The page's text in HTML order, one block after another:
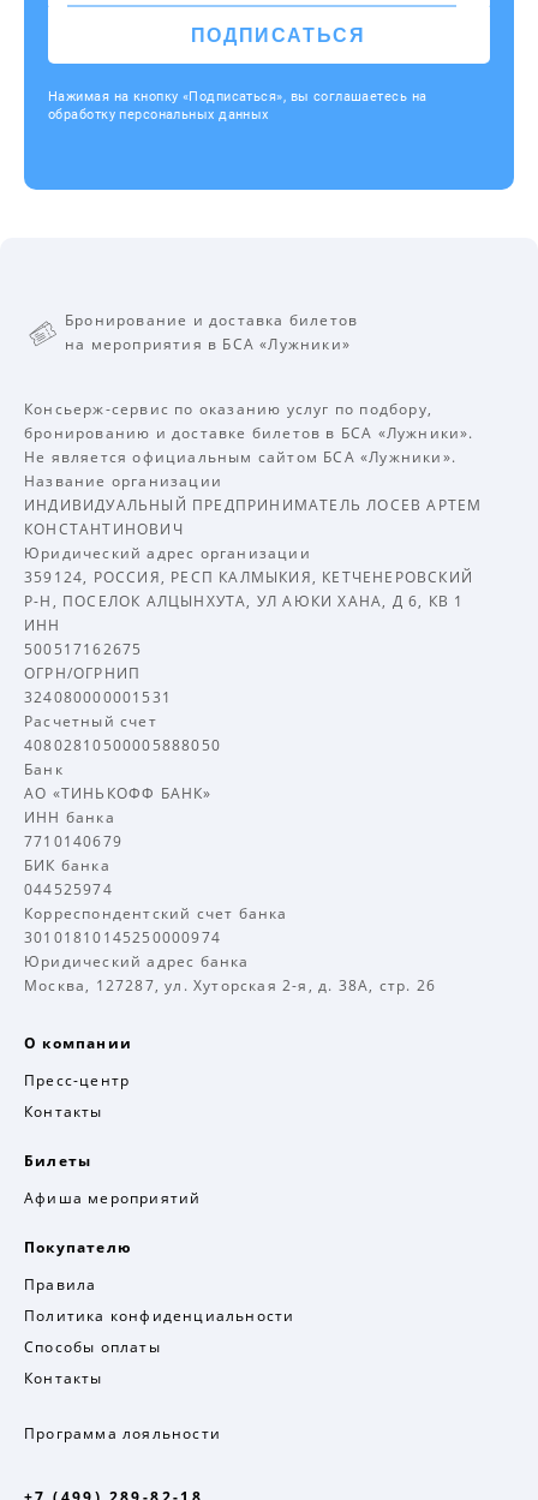
ПОДПИСАТЬСЯ
Нажимая на кнопку «Подписаться», вы соглашаетесь на
обработку персональных данных
Бронирование и доставка билетов
на мероприятия в БСА «Лужники»
Консьерж-сервис по оказанию услуг по подбору,
бронированию и доставке билетов в БСА «Лужники».
Не является официальным сайтом БСА «Лужники».
Название организации
ИНДИВИДУАЛЬНЫЙ ПРЕДПРИНИМАТЕЛЬ ЛОСЕВ АРТЕМ
КОНСТАНТИНОВИЧ
Юридический адрес организации
359124, РОССИЯ, РЕСП КАЛМЫКИЯ, КЕТЧЕНЕРОВСКИЙ
Р-Н, ПОСЕЛОК АЛЦЫНХУТА, УЛ АЮКИ ХАНА, Д 6, КВ 1
ИНН
500517162675
ОГРН/ОГРНИП
324080000001531
Расчетный счет
40802810500005888050
Банк
АО «ТИНЬКОФФ БАНК»
ИНН банка
7710140679
БИК банка
044525974
Корреспондентский счет банка
30101810145250000974
Юридический адрес банка
Москва, 127287, ул. Хуторская 2-я, д. 38А, стр. 26
О компании
Пресс-центр
Контакты
Билеты
Афиша мероприятий
Покупателю
Правила
Политика конфиденциальности
Способы оплаты
Контакты
Программа лояльности